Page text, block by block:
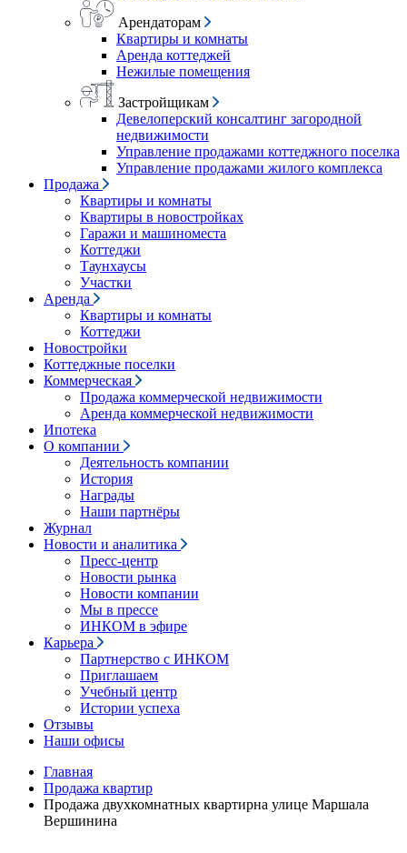
Арендаторам
Квартиры и комнаты
Аренда коттеджей
Нежилые помещения
Застройщикам
Девелоперский консалтинг загородной
недвижимости
Управление продажами коттеджного поселка
Управление продажами жилого комплекса
Продажа
Квартиры и комнаты
Квартиры в новостройках
Гаражи и машиноместа
Коттеджи
Таунхаусы
Участки
Аренда
Квартиры и комнаты
Коттеджи
Новостройки
Коттеджные поселки
Коммерческая
Продажа коммерческой недвижимости
Аренда коммерческой недвижимости
Ипотека
О компании
Деятельность компании
История
Награды
Наши партнёры
Журнал
Новости и аналитика
Пресс-центр
Новости рынка
Новости компании
Мы в прессе
ИНКОМ в эфире
Карьера
Партнерство с ИНКОМ
Приглашаем
Учебный центр
Истории успеха
Отзывы
Наши офисы
Главная
Продажа квартир
Продажа двухкомнатных квартирна улице Маршала
Вершинина